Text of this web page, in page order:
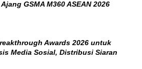
GSMA M360 ASEAN 2026
Awards 2026 untuk
Media Sosial, Distribusi Siaran